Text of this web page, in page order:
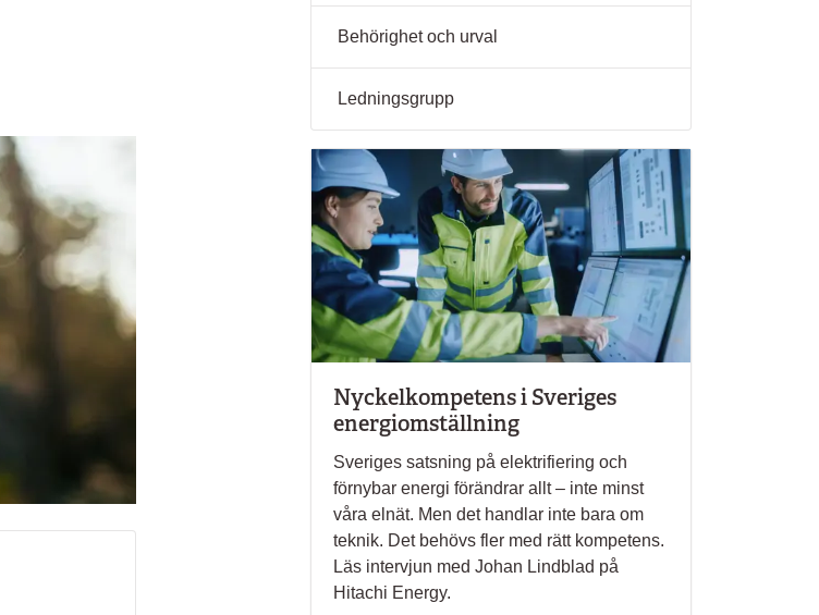
Behörighet och urval
Ledningsgrupp
Nyckelkompetens i Sveriges
energiomställning
Sveriges satsning på elektrifiering och
förnybar energi förändrar allt – inte minst
våra elnät. Men det handlar inte bara om
teknik. Det behövs fler med rätt kompetens.
Läs intervjun med Johan Lindblad på
Hitachi Energy.